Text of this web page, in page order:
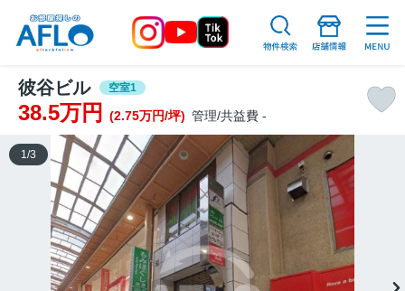
彼谷ビル 空室1
38.5万円 (2.75万円/坪) 管理/共益費 -
1 /3